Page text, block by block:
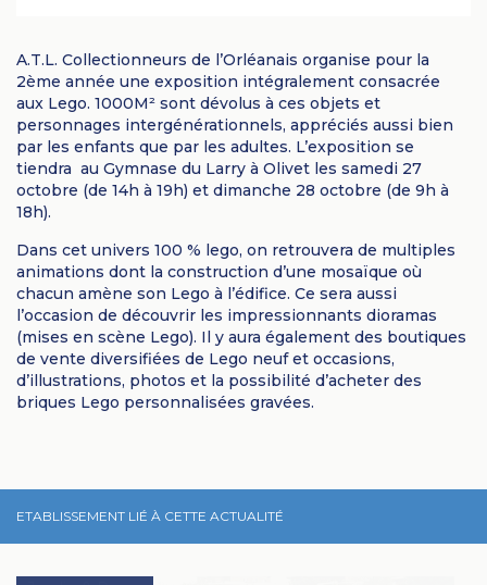
A.T.L. Collectionneurs de l’Orléanais organise pour la
2ème année une exposition intégralement consacrée
aux Lego. 1000M² sont dévolus à ces objets et
personnages intergénérationnels, appréciés aussi bien
par les enfants que par les adultes. L’exposition se
tiendra au Gymnase du Larry à Olivet les samedi 27
octobre (de 14h à 19h) et dimanche 28 octobre (de 9h à
18h).
Dans cet univers 100 % lego, on retrouvera de multiples
animations dont la construction d’une mosaïque où
chacun amène son Lego à l’édifice. Ce sera aussi
l’occasion de découvrir les impressionnants dioramas
(mises en scène Lego). Il y aura également des boutiques
de vente diversifiées de Lego neuf et occasions,
d’illustrations, photos et la possibilité d’acheter des
briques Lego personnalisées gravées.
ETABLISSEMENT LIÉ À CETTE ACTUALITÉ